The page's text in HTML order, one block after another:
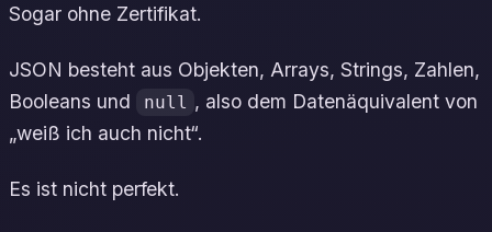
Sogar ohne Zertifikat.
JSON besteht aus Objekten, Arrays, Strings, Zahlen,
Booleans und
null , also dem Datenäquivalent von
„weiß ich auch nicht“.
Es ist nicht perfekt.